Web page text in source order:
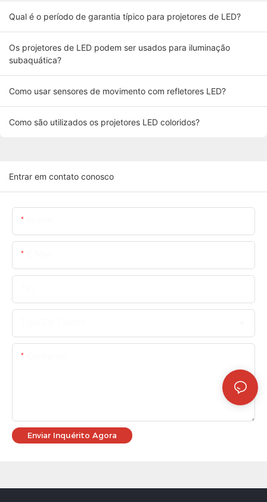
Qual é o período de garantia típico para projetores de LED?
Os projetores de LED podem ser usados ​​para iluminação
subaquática?
Como usar sensores de movimento com refletores LED?
Como são utilizados os projetores LED coloridos?
Entrar em contato conosco
Enviar Inquérito Agora